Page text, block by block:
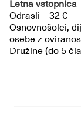
Letna vstopnica
Odrasli – 32 €
Osnovnošolci,
osebe z
Družine (do 5